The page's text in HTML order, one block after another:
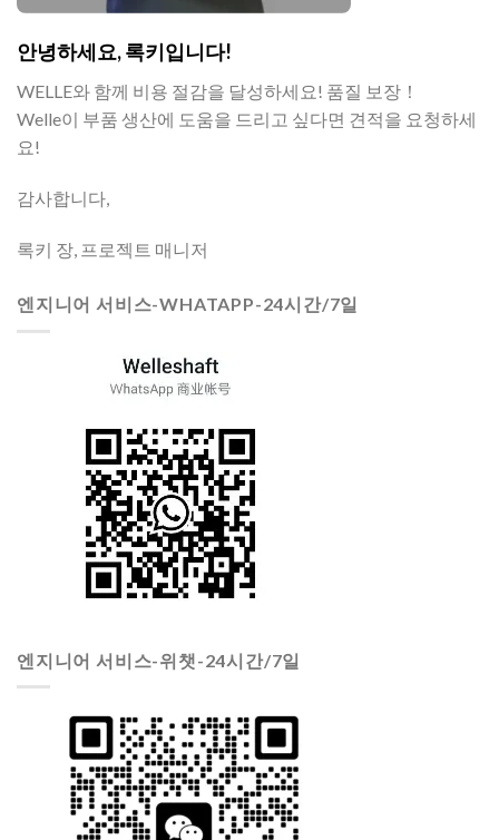
안녕하세요, 록키입니다!
WELLE와 함께 비용 절감을 달성하세요! 품질 보장！
Welle이 부품 생산에 도움을 드리고 싶다면 견적을 요청하세
요!
감사합니다,
록키 장, 프로젝트 매니저
엔지니어 서비스-WHATAPP-24시간/7일
엔지니어 서비스-위챗-24시간/7일